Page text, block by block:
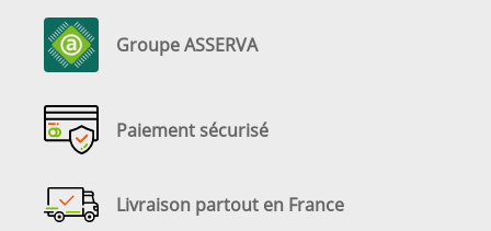
Groupe ASSERVA
Paiement sécurisé
Livraison partout en France